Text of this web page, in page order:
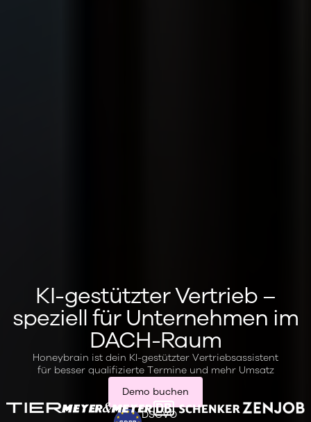
KI-gestützter Vertrieb –
speziell für Unternehmen im
DACH-Raum
Honeybrain ist dein KI-gestützter Vertriebsassistent
für besser qualifizierte Termine und mehr Umsatz
Demo buchen
DSGVO